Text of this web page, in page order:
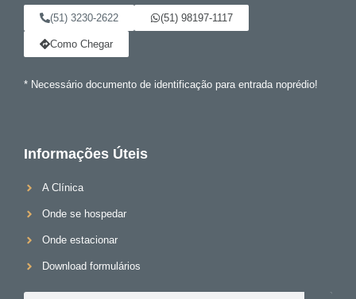
(51) 3230-2622 (51) 98197-1117
Como Chegar
* Necessário documento de identificação para entrada noprédio!
Informações Úteis
A Clínica
Onde se hospedar
Onde estacionar
Download formulários